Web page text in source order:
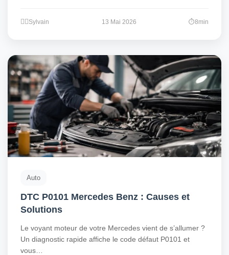
Sylvain 13 Mai 2026 8min
Auto
DTC P0101 Mercedes Benz : Causes et
Solutions
Le voyant moteur de votre Mercedes vient de s’allumer ?
Un diagnostic rapide affiche le code défaut P0101 et
vous…